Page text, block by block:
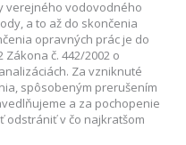
verejného vodovodného
a to až do skončenia
opravných prác je do
Zákona č. 442/2002 o
Za vzniknuté
spôsobeným prerušením
a za pochopenie
odstrániť v čo najkratšom